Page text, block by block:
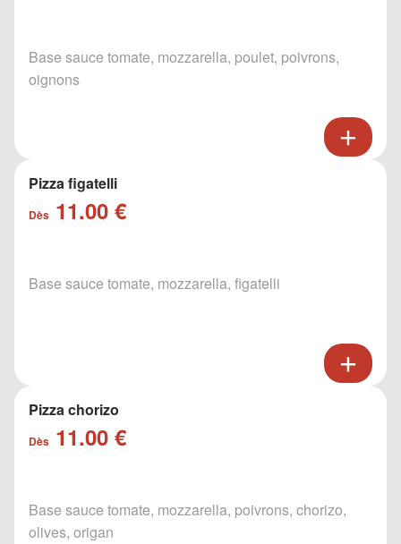
Base sauce tomate, mozzarella, poulet, poivrons,
oignons
Pizza figatelli
Dès 11.00 €
Base sauce tomate, mozzarella, figatelli
Pizza chorizo
Dès 11.00 €
Base sauce tomate, mozzarella, poivrons, chorizo,
olives, origan